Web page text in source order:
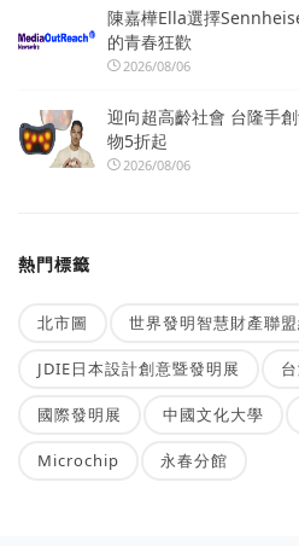
陳嘉樺Ella選擇
的青春狂歡
2026/08/06
迎向超高齡社會 台隆手
物5折起
2026/08/06
熱門標籤
北市圖 世界發明智慧財產聯
JDIE日本設計創意暨發明展
國際發明展 中國文化大學
Microchip 永春分館